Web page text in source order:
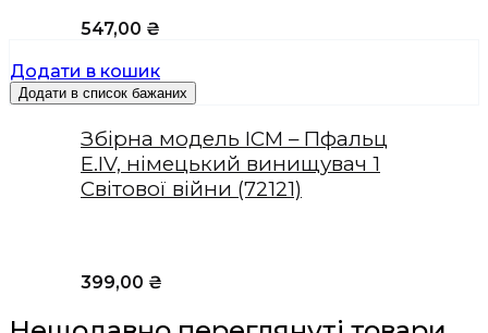
547,00 ₴
Додати в кошик
Додати в список бажаних
Збірна модель ICM – Пфальц
Е.IV, німецький винищувач 1
Світової війни (72121)
399,00 ₴